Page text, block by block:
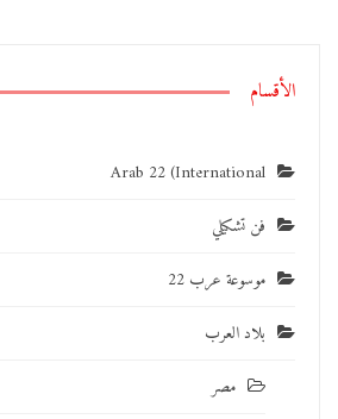
الأقسام
Arab 22 (International
فن تشكيلي
موسوعة عرب 22
بلاد العرب
مصر